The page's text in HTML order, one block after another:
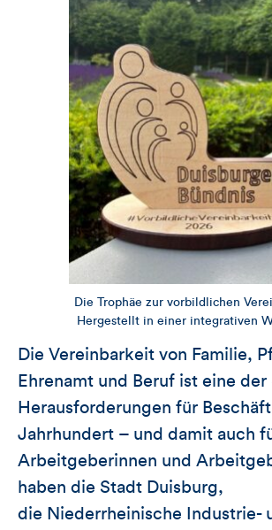
Die Trophäe zur vorbildlichen
Hergestellt in einer integrativen
Die Vereinbarkeit von Familie,
Ehrenamt und Beruf ist eine der
Herausforderungen für
Jahrhundert – und damit auch
Arbeitgeberinnen und
haben die Stadt Duisburg,
die Niederrheinische Industrie-